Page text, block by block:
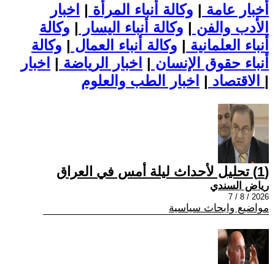
أخبار عامة | وكالة أنباء المرأة | اخبار
الأدب والفن | وكالة أنباء اليسار | وكالة
أنباء العلمانية | وكالة أنباء العمال | وكالة
أنباء حقوق الإنسان | اخبار الرياضة | اخبار
الاقتصاد | |
(1) تحليل لأحداث ليلة أمس في العراق
رياض السندي
2026 / 8 / 7
مواضيع وابحاث سياسية